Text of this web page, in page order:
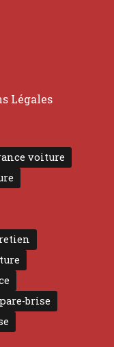
Légales
voiture
brise